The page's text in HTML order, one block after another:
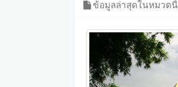
ข้อมูลล่าสุดในหมวดนี้